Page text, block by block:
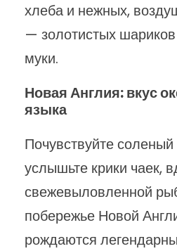
хлеба и нежных,
— золотистых шариков
муки.
Новая Англия: вкус
языка
Почувствуйте
услышьте крики чаек,
свежевыловленной
побережье Новой
рождаются